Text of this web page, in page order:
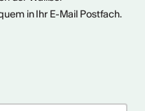
in Ihr E-Mail Postfach.